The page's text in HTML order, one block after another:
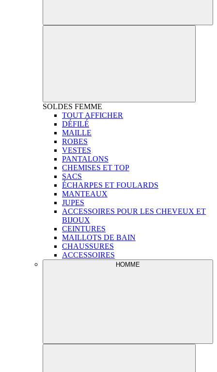
SOLDES FEMME
TOUT AFFICHER
DÉFILÉ
MAILLE
ROBES
VESTES
PANTALONS
CHEMISES ET TOP
SACS
ÉCHARPES ET FOULARDS
MANTEAUX
JUPES
ACCESSOIRES POUR LES CHEVEUX ET
BIJOUX
CEINTURES
MAILLOTS DE BAIN
CHAUSSURES
ACCESSOIRES
HOMME